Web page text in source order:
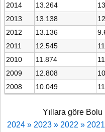
2014
13.264
2013
13.138
2012
13.136
2011
12.545
2010
11.874
2009
12.808
2008
10.049
Yıllara göre
2024 » 2023 » 2022 »